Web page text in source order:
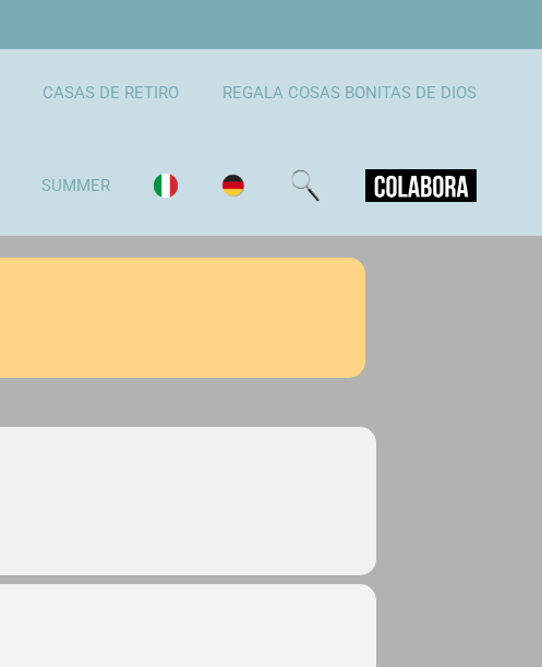
CASAS DE RETIRO REGALA COSAS BONITAS DE DIOS
SUMMER